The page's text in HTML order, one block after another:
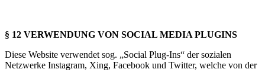
§ 12 VERWENDUNG VON SOCIAL MEDIA PLUGINS
Diese Website verwendet sog. „Social Plug-Ins“ der sozialen
Netzwerke Instagram, Xing, Facebook und Twitter, welche von der